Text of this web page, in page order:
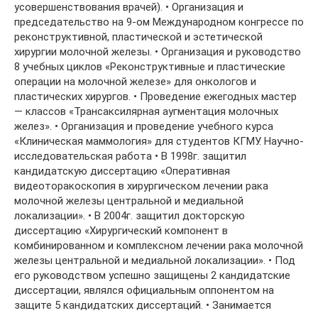
усовершенствования врачей). • Организация и
председательство на 9-ом Международном конгрессе по
реконструктивной, пластической и эстетической
хирургии молочной железы. • Организация и руководство
8 учебных циклов «Реконструктивные и пластические
операции на молочной железе» для онкологов и
пластических хирургов. • Проведение ежегодных мастер
— классов «Трансаксилярная аугментация молочных
желез». • Организация и проведение учебного курса
«Клиническая маммология» для студентов КГМУ. Научно-
исследовательская работа • В 1998г. защитил
кандидатскую диссертацию «Оперативная
видеоторакоскопия в хирургическом лечении рака
молочной железы центральной и медиальной
локализации». • В 2004г. защитил докторскую
диссертацию «Хирургический компонент в
комбинированном и комплексном лечении рака молочной
железы центральной и медиальной локализации». • Под
его руководством успешно защищены 2 кандидатские
диссертации, являлся официальным оппонентом на
защите 5 кандидатских диссертаций. • Занимается